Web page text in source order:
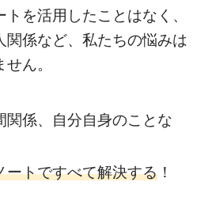
を活用したことはなく、
関係など、私たちの悩みは
ん。
関係、自分自身のことな
ートですべて解決する！